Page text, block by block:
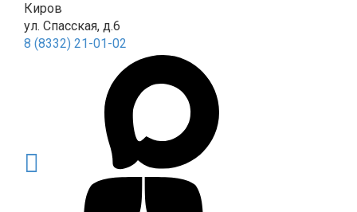
Киров
ул. Спасская, д.6
8 (8332) 21-01-02